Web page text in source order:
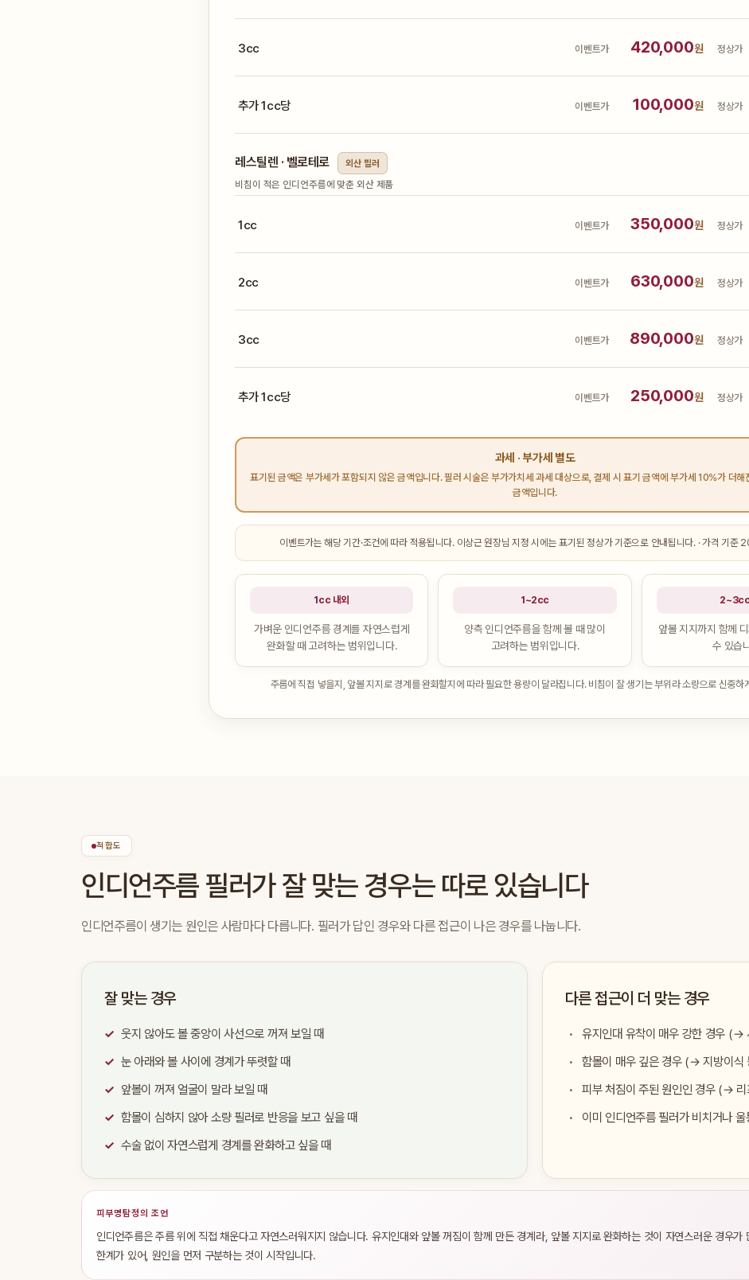
3cc 이벤트가 420,000원 정상가
추가 1cc당 이벤트가 100,000원 정상가
레스틸렌 · 벨로테로 외산 필러
비침이 적은 인디언주름에 맞춘 외산 제품
1cc 이벤트가 350,000원 정상가
2cc 이벤트가 630,000원 정상가
3cc 이벤트가 890,000원 정상가
추가 1cc당 이벤트가 250,000원 정상가
과세 · 부가세 별도
표기된 금액은 부가세가 포함되지 않은 금액입니다. 필러 시술은 부가가치세 과세 대상으로, 결제 시 표기 금액에 부가세 10%가 더해
금액입니다.
이벤트가는 해당 기간·조건에 따라 적용됩니다. 이상근 원장님 지정 시에는 표기된 정상가 기준으로 안내됩니다. · 가격 기준
1cc 내외
가벼운 인디언주름 경계를 자연스럽게
완화할 때 고려하는 범위입니다.
1~2cc
양측 인디언주름을 함께 볼 때 많이
고려하는 범위입니다.
앞볼 지지까지 함께
수 있습
주름에 직접 넣을지, 앞볼 지지로 경계를 완화할지에 따라 필요한 용량이 달라집니다. 비침이 잘 생기는 부위라 소량으로 신중하
적합도
인디언주름 필러가 잘 맞는 경우는 따로 있습니다
인디언주름이 생기는 원인은 사람마다 다릅니다. 필러가 답인 경우와 다른 접근이 나은 경우를 나눕니다.
잘 맞는 경우
웃지 않아도 볼 중앙이 사선으로 꺼져 보일 때
눈 아래와 볼 사이에 경계가 뚜렷할 때
앞볼이 꺼져 얼굴이 말라 보일 때
함몰이 심하지 않아 소량 필러로 반응을 보고 싶을 때
수술 없이 자연스럽게 경계를 완화하고 싶을 때
다른 접근이 더 맞는 경우
유지인대 유착이 매우 강한 경우 (→
함몰이 매우 깊은 경우 (→ 지방이식
피부 처짐이 주된 원인인 경우 (→ 리
이미 인디언주름 필러가 비치거나
피부명탐정의 조언
인디언주름은 주름 위에 직접 채운다고 자연스러워지지 않습니다. 유지인대와 앞볼 꺼짐이 함께 만든 경계라, 앞볼 지지로 완화하는 것이 자연스러운 경우
한계가 있어, 원인을 먼저 구분하는 것이 시작입니다.